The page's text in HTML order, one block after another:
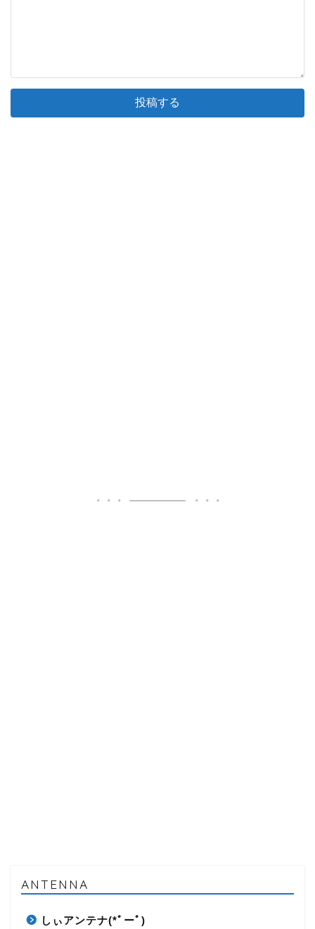
ANTENNA
しぃアンテナ(*ﾟーﾟ)